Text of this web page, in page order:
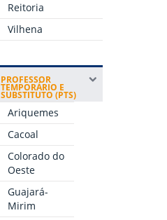
Reitoria
Vilhena
PROFESSOR
TEMPORÁRIO E
SUBSTITUTO (PTS)
Ariquemes
Cacoal
Colorado do
Oeste
Guajará-
Mirim